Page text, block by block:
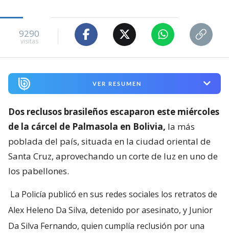
9290
visitas
VER RESUMEN
Dos reclusos brasileños escaparon este miércoles
de la cárcel de Palmasola en Bolivia, la más
poblada del país, situada en la ciudad oriental de
Santa Cruz, aprovechando un corte de luz en uno de
los pabellones.
La Policía publicó en sus redes sociales los retratos de
Alex Heleno Da Silva, detenido por asesinato, y Junior
Da Silva Fernando, quien cumplía reclusión por una